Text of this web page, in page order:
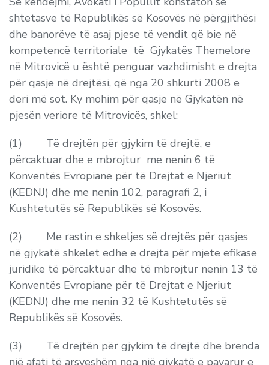
shtetasve të Republikës së Kosovës në përgjithësi
dhe banorëve të asaj pjese të vendit që bie në
kompetencë territoriale të Gjykatës Themelore
në Mitrovicë u është penguar vazhdimisht e drejta
për qasje në drejtësi, që nga 20 shkurti 2008 e
deri më sot. Ky mohim për qasje në Gjykatën në
pjesën veriore të Mitrovicës, shkel:
(1) Të drejtën për gjykim të drejtë, e
përcaktuar dhe e mbrojtur me nenin 6 të
Konventës Evropiane për të Drejtat e Njeriut
(KEDNJ) dhe me nenin 102, paragrafi 2, i
Kushtetutës së Republikës së Kosovës.
(2) Me rastin e shkeljes së drejtës për qasjes
në gjykatë shkelet edhe e drejta për mjete efikase
juridike të përcaktuar dhe të mbrojtur nenin 13 të
Konventës Evropiane për të Drejtat e Njeriut
(KEDNJ) dhe me nenin 32 të Kushtetutës së
Republikës së Kosovës.
(3) Të drejtën për gjykim të drejtë dhe brenda
një afati të arsyeshëm nga një gjykatë e pavarur e